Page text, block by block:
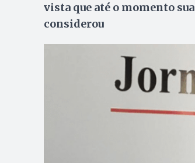
vista que até o momento
considerou